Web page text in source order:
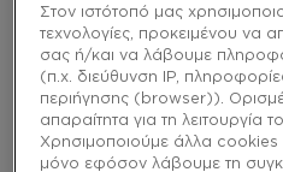
gel
rock the
βερνίκι
Στον ιστότοπό μας
τεχνολογίες, προκειμένου να
σας ή/και να λάβουμε
(π.χ. διεύθυνση IP,
περιήγησης (browser)).
απαραίτητα για τη λειτουργία
Χρησιμοποιούμε άλλα cookies
μόνο εφόσον λάβουμε τη